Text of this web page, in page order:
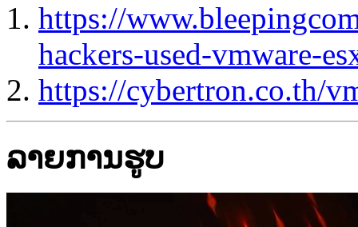
https://
hackers-used-vmware-
https://cybertron.co.th/
ລາຍການຮູບ